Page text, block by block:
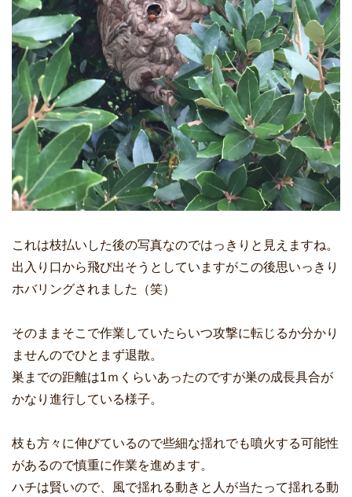
これは枝払いした後の写真なのではっきりと見えますね。
出入り口から飛び出そうとしていますがこの後思いっきり
ホバリングされました（笑）
そのままそこで作業していたらいつ攻撃に転じるか分かり
ませんのでひとまず退散。
巣までの距離は1ｍくらいあったのですが巣の成長具合が
かなり進行している様子。
枝も方々に伸びているので些細な揺れでも噴火する可能性
があるので慎重に作業を進めます。
ハチは賢いので、風で揺れる動きと人が当たって揺れる動